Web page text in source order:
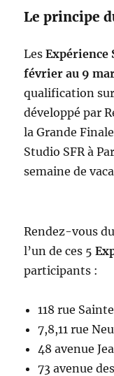
Le principe
LesExpérience
février au 9
qualification
développé par
la Grande
Studio SFR à
semaine de
Rendez-vous
l’un de ces 5
participants :
118 rue
7,8,11 rue
48 avenue
73 avenue